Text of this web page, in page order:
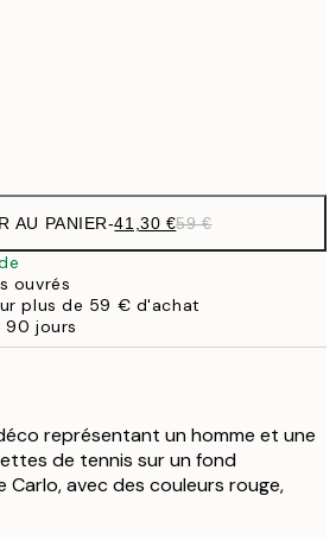
AU PANIER-41,30 €59 €
ouvrés
plus de 59 € d'achat
90 jours
représentant un homme et une
de tennis sur un fond
avec des couleurs rouge,